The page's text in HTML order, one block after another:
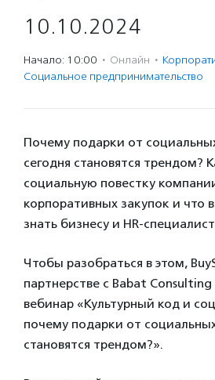
10.10.2024
Начало: 10:00 · Онлайн ·
Социальное предпри­нима­тель­ство
Почему подарки от
сегодня становятся трендом?
социальную повестку
корпоративных закупок и что
знать бизнесу и HR-
Чтобы разобраться в этом,
партнерстве с Babat
вебинар «Культурный код и
почему подарки от
становятся трендом?».